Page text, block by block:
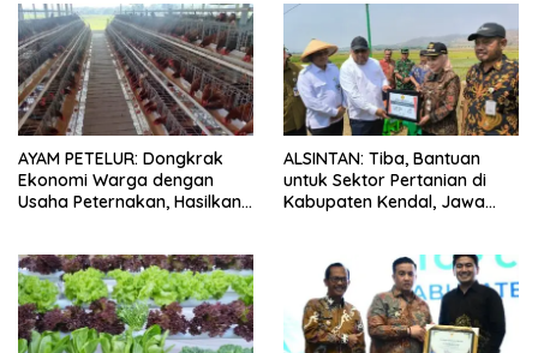
AYAM PETELUR: Dongkrak
Ekonomi Warga dengan
Usaha Peternakan, Hasilkan
ALSINTAN: Tiba, Bantuan
untuk Sektor Pertanian di
Kabupaten Kendal, Jawa